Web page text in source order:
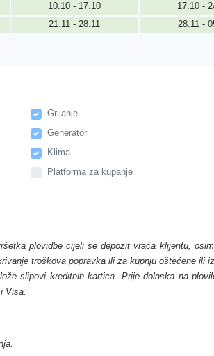
10.10 - 17.10
17.10 -
21.11 - 28.11
28.11 -
Grijanje
Generator
Klima
Platforma za kupanje
plovidbe cijeli se depozit vraća klijentu,
troškova popravka ili za kupnju oštećene ili
slipovi kreditnih kartica. Prije dolaska na
Visa.